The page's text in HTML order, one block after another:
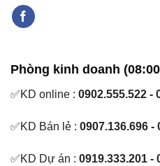
Phòng kinh doanh
✅KD online : 0902.555.522 -
✅KD Bán lẻ : 0907.136.696 -
✅KD Dự án : 0919.333.201 -